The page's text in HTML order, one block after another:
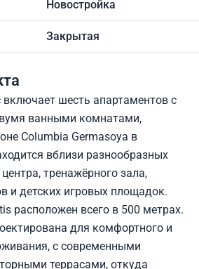
Новостройка
Закрытая
шесть апартаментов с
ванными комнатами,
Columbia Germasoya в
вблизи разнообразных
тренажёрного зала,
и детских игровых площадок.
расположен всего в 500 метрах.
для комфортного и
с современными
террасами, откуда